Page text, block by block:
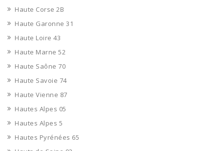
Haute Corse 2B
Haute Garonne 31
Haute Loire 43
Haute Marne 52
Haute Saône 70
Haute Savoie 74
Haute Vienne 87
Hautes Alpes 05
Hautes Alpes 5
Hautes Pyrénées 65